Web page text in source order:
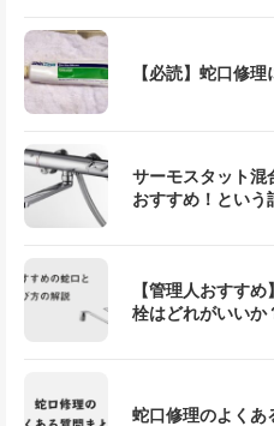
【必読】蛇口修
サーモスタット混
おすすめ！という
【管理人おすす
栓はどれがいいか
蛇口修理のよくあ